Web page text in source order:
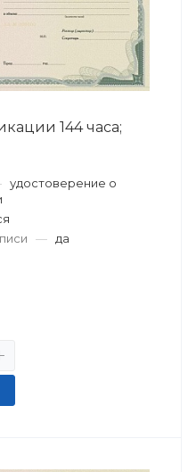
144 часа;
удостоверение о
— да